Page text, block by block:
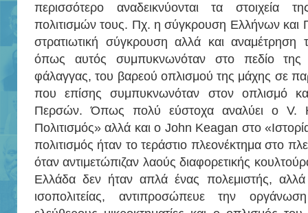
περισσότερο αναδεικνύονται τα στοιχεία
πολιτισμών τους. Πχ. η σύγκρουση Ελλήνων και
στρατιωτική σύγκρουση αλλά και αναμέτρηση
όπως αυτός συμπυκνωνόταν στο πεδίο της
φάλαγγας, του βαρεού οπλισμού της μάχης σε
που επίσης συμπυκνωνόταν στον οπλισμό
Περσών. Όπως πολύ εύστοχα αναλύει ο V.
Πολιτισμός» αλλά και ο John Keagan στο
πολιτισμός ήταν το τεράστιο πλεονέκτημα στο
όταν αντιμετώπιζαν λαούς διαφορετικής
Ελλάδα δεν ήταν απλά ένας πολεμιστής, αλλά
ισοπολιτείας, αντιπροσώπευε την